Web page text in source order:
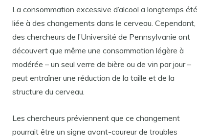
La consommation excessive d’alcool a longtemps été
liée à des changements dans le cerveau. Cependant,
des chercheurs de l’Université de Pennsylvanie ont
découvert que même une consommation légère à
modérée – un seul verre de bière ou de vin par jour –
peut entraîner une réduction de la taille et de la
structure du cerveau.
Les chercheurs préviennent que ce changement
pourrait être un signe avant-coureur de troubles